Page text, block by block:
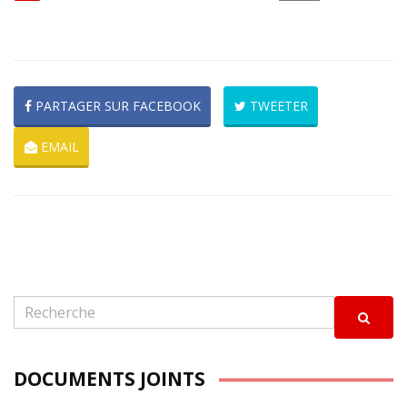
PARTAGER SUR FACEBOOK TWEETER
EMAIL
DOCUMENTS JOINTS